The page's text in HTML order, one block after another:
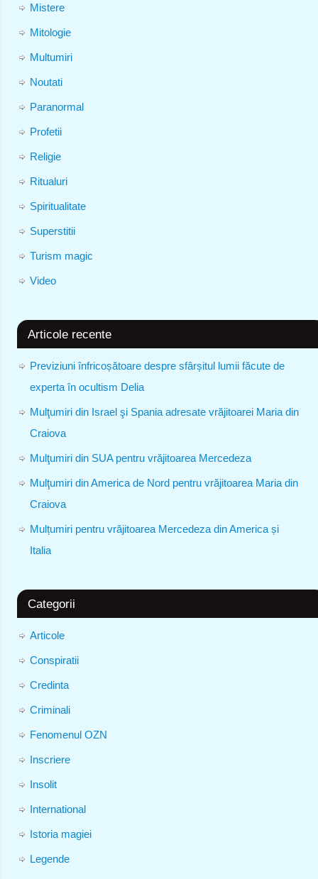
Mistere
Mitologie
Multumiri
Noutati
Paranormal
Profetii
Religie
Ritualuri
Spiritualitate
Superstitii
Turism magic
Video
Articole recente
Previziuni înfricoșătoare despre sfârșitul lumii făcute de
experta în ocultism Delia
Mulţumiri din Israel şi Spania adresate vrăjitoarei Maria din
Craiova
Mulţumiri din SUA pentru vrăjitoarea Mercedeza
Mulţumiri din America de Nord pentru vrăjitoarea Maria din
Craiova
Mulțumiri pentru vrăjitoarea Mercedeza din America și
Italia
Categorii
Articole
Conspiratii
Credinta
Criminali
Fenomenul OZN
Inscriere
Insolit
International
Istoria magiei
Legende